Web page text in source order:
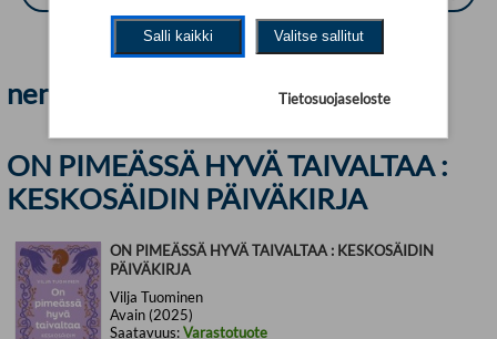
nenä | Avain
ON PIMEÄSSÄ HYVÄ TAIVALTAA :
KESKOSÄIDIN PÄIVÄKIRJA
ON PIMEÄSSÄ HYVÄ TAIVALTAA : KESKOSÄIDIN
PÄIVÄKIRJA
Vilja Tuominen
Avain (2025)
Saatavuus:Varastotuote
Salli kaikki Valitse sallitut
Tietosuojaseloste